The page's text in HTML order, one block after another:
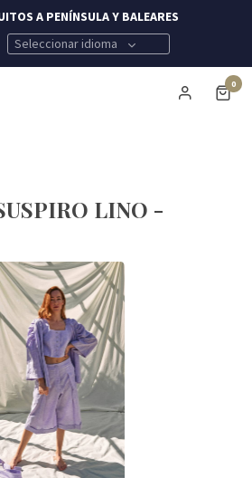
A PENÍNSULA Y BALEARES
Seleccionar idioma
0
LINO -